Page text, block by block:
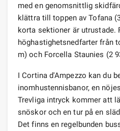
med en genomsnittlig
klättra till toppen av Tofana
korta sektioner är utrustade.
höghastighetsnedfarter från
m) och Forcella Staunies (2
I Cortina d'Ampezzo kan du
inomhustennisbanor, en
Trevliga intryck kommer att
snöskor och en tur på en
Det finns en regelbunden